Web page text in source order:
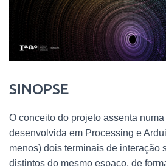
SINOPSE
O conceito do projeto assenta
desenvolvida em Processing e
menos) dois terminais de interação
distintos do mesmo espaço, de